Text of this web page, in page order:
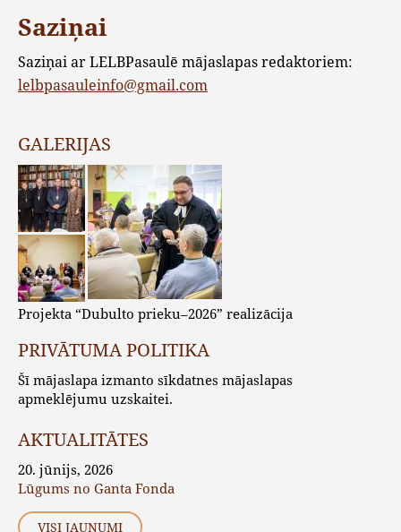
Saziņai
Saziņai ar LELBPasaulē mājaslapas redaktoriem:
lelbpasauleinfo@gmail.com
GALERIJAS
Projekta “Dubulto prieku–2026” realizācija
PRIVĀTUMA POLITIKA
Šī mājaslapa izmanto sīkdatnes mājaslapas
apmeklējumu uzskaitei.
AKTUALITĀTES
20. jūnijs, 2026
Lūgums no Ganta Fonda
VISI JAUNUMI